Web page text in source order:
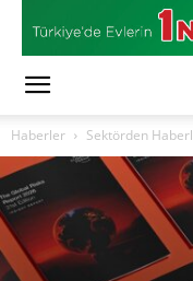
Haberler Sektörden